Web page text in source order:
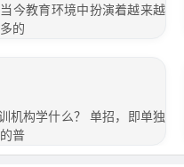
今教育环境中扮演着越来越
的
机构学什么？ 单招，即单独
普